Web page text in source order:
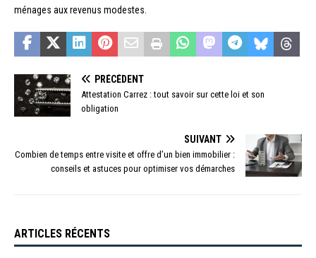
ménages aux revenus modestes.
PRÉCÉDENT
Attestation Carrez : tout savoir sur cette loi et son
obligation
SUIVANT
Combien de temps entre visite et offre d’un bien immobilier :
conseils et astuces pour optimiser vos démarches
ARTICLES RÉCENTS